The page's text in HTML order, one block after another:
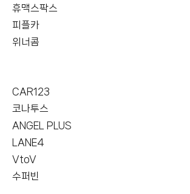
휴맥스팍스
피플카
위너콤
CAR123
코나투스
ANGEL PLUS
LANE4
VtoV
수퍼빈